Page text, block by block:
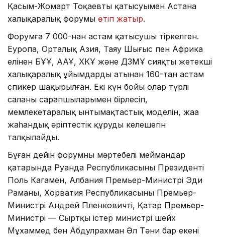
Қасым-Жомарт Тоқаевтың қатысуымен Астана
халықаралық форумы өтіп жатыр.
Форумға 7 000-нан астам қатысушы тіркелген.
Еуропа, Орталық Азия, Таяу Шығыс пен Африка
елінен БҰҰ, ААҰ, ХКҰ және ДЗМҰ сияқты жетекші
халықаралық ұйымдардың атынан 160-тан астам
спикер шақырылған. Екі күн бойы олар түрлі
саланың сарапшыларымен бірлесіп,
мемлекетаралық ынтымақтастық моделін, жаңа
жаһандық әріптестік құрудың келешегін
талқылайды.
Бұған дейін форумның мәртебелі меймандар
қатарында Руанда Республикасының Президенті
Поль Кагамен, Албания Премьер-Министрі Эди
Раманы, Хорватия Республикасының Премьер-
Министрі Андрей Пленковичті, Қатар Премьер-
Министрі — Сыртқы істер министрі шейх
Мұхаммед бен Абдулрахман Әл Тәни бар екені